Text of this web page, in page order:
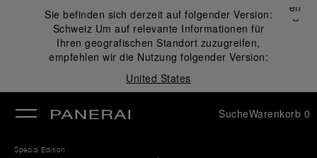
Sie befinden sich derzeit auf folgender Version:
Schweiz Um auf relevante Informationen für
Ihren geografischen Standort zuzugreifen,
empfehlen wir die Nutzung folgender Version:
United States
Schließen
✕
SucheWarenkorb 0
Special Edition